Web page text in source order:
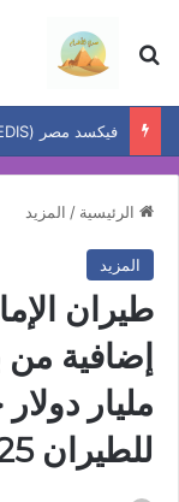
بحث عن
الرئيسية / المزيد
المزيد
مليار
للطيران 2025